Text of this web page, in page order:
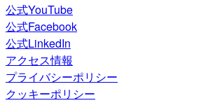
公式YouTube
公式Facebook
公式LinkedIn
アクセス情報
プライバシーポリシー
クッキーポリシー